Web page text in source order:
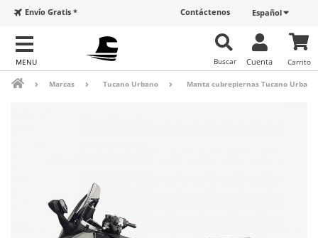
Español
Contáctenos
Envío Gratis *
Carrito
Cuenta
Buscar
Marcas Tucano Urbano Manta cubrepiernas Tucano Urbano